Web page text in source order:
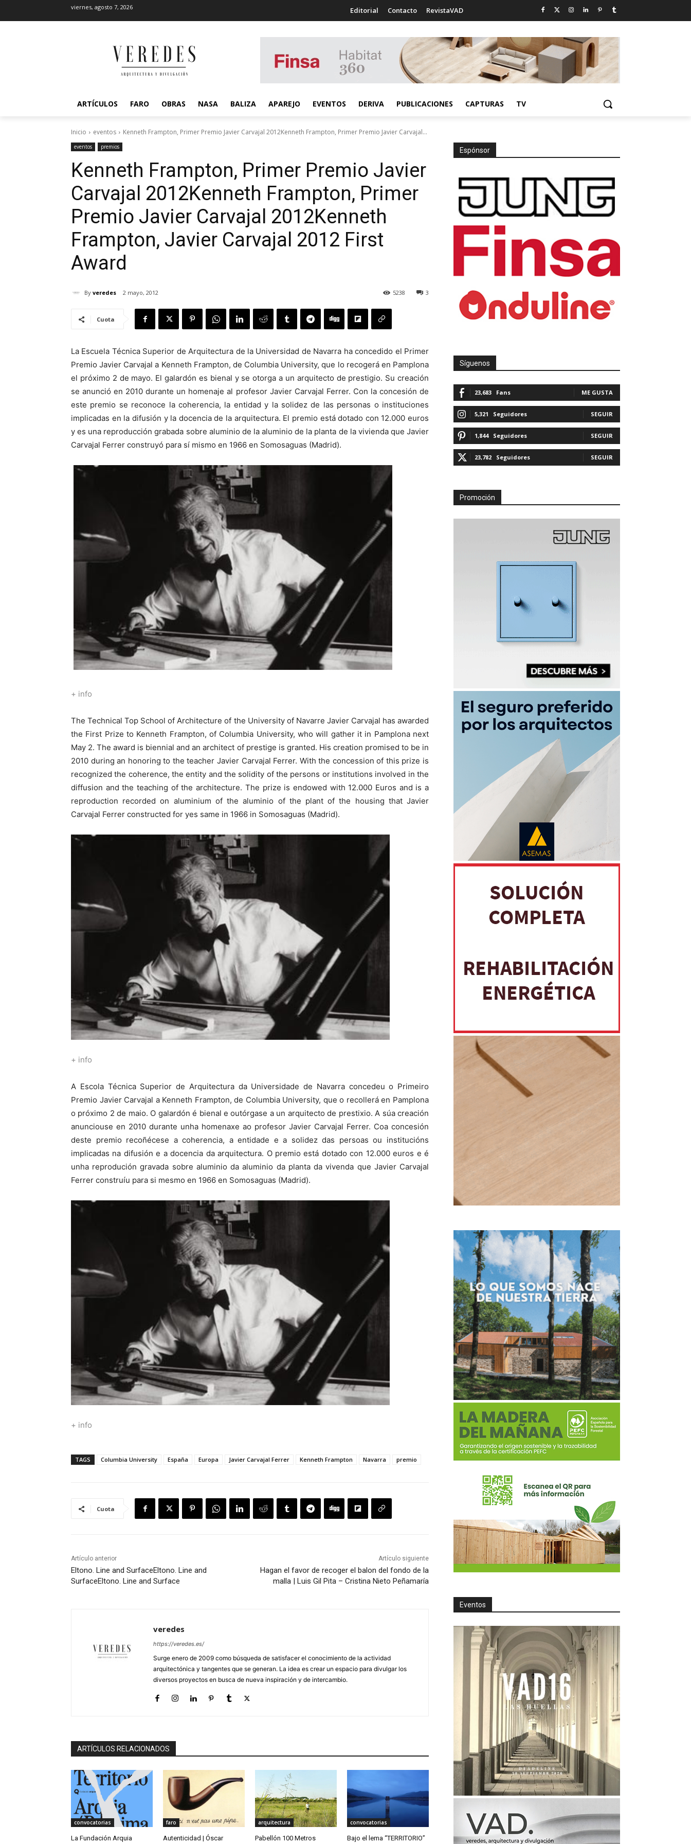
viernes, agosto 7, 2026 Editorial Contacto RevistaVAD
ARTÍCULOS FARO OBRAS NASA BALIZA APAREJO EVENTOS DERIVA PUBLICACIONES CAPTURAS TV
Inicio eventos Kenneth Frampton, Primer Premio Javier Carvajal 2012Kenneth Frampton, Primer Premio Javier Carvajal...
eventos premios
Kenneth Frampton, Primer Premio Javier
Carvajal 2012Kenneth Frampton, Primer
Premio Javier Carvajal 2012Kenneth
Frampton, Javier Carvajal 2012 First
Award
By veredes 2 mayo, 2012 3
5238
Cuota
La Escuela Técnica Superior de Arquitectura de la Universidad de Navarra ha concedido el Primer
Premio Javier Carvajal a Kenneth Frampton, de Columbia University, que lo recogerá en Pamplona
el próximo 2 de mayo. El galardón es bienal y se otorga a un arquitecto de prestigio. Su creación
se anunció en 2010 durante un homenaje al profesor Javier Carvajal Ferrer. Con la concesión de
este premio se reconoce la coherencia, la entidad y la solidez de las personas o instituciones
implicadas en la difusión y la docencia de la arquitectura. El premio está dotado con 12.000 euros
y es una reproducción grabada sobre aluminio de la aluminio de la planta de la vivienda que Javier
Carvajal Ferrer construyó para sí mismo en 1966 en Somosaguas (Madrid).
+ info
The Technical Top School of Architecture of the University of Navarre Javier Carvajal has awarded
the First Prize to Kenneth Frampton, of Columbia University, who will gather it in Pamplona next
May 2. The award is biennial and an architect of prestige is granted. His creation promised to be in
2010 during an honoring to the teacher Javier Carvajal Ferrer. With the concession of this prize is
recognized the coherence, the entity and the solidity of the persons or institutions involved in the
diffusion and the teaching of the architecture. The prize is endowed with 12.000 Euros and is a
reproduction recorded on aluminium of the aluminio of the plant of the housing that Javier
Carvajal Ferrer constructed for yes same in 1966 in Somosaguas (Madrid).
+ info
A Escola Técnica Superior de Arquitectura da Universidade de Navarra concedeu o Primeiro
Premio Javier Carvajal a Kenneth Frampton, de Columbia University, que o recollerá en Pamplona
o próximo 2 de maio. O galardón é bienal e outórgase a un arquitecto de prestixio. A súa creación
anunciouse en 2010 durante unha homenaxe ao profesor Javier Carvajal Ferrer. Coa concesión
deste premio recoñécese a coherencia, a entidade e a solidez das persoas ou institucións
implicadas na difusión e a docencia da arquitectura. O premio está dotado con 12.000 euros e é
unha reprodución gravada sobre aluminio da aluminio da planta da vivenda que Javier Carvajal
Ferrer construíu para si mesmo en 1966 en Somosaguas (Madrid).
+ info
TAGS Columbia University España Europa Javier Carvajal Ferrer Kenneth Frampton Navarra premio
Cuota
Artículo anterior
Eltono. Line and SurfaceEltono. Line and
SurfaceEltono. Line and Surface
Artículo siguiente
Hagan el favor de recoger el balon del fondo de la
malla | Luis Gil Pita – Cristina Nieto Peñamaría
veredes
https://veredes.es/
Surge enero de 2009 como búsqueda de satisfacer el conocimiento de la actividad
arquitectónica y tangentes que se generan. La idea es crear un espacio para divulgar los
diversos proyectos en busca de nueva inspiración y de intercambio.
ARTÍCULOS RELACIONADOS
convocatorias
La Fundación Arquia
faro
Autenticidad | Óscar
arquitectura
Pabellón 100 Metros
convocatorias
Bajo el lema “TERRITORIO”
Espónsor
Síguenos
23,683 Fans ME GUSTA
5,321 Seguidores SEGUIR
1,844 Seguidores SEGUIR
23,782 Seguidores SEGUIR
Promoción
Eventos